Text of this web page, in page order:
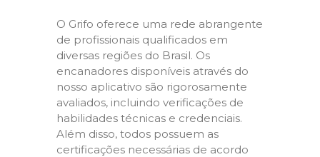
O Grifo oferece uma rede abrangente
de profissionais qualificados em
diversas regiões do Brasil. Os
encanadores disponíveis através do
nosso aplicativo são rigorosamente
avaliados, incluindo verificações de
habilidades técnicas e credenciais.
Além disso, todos possuem as
certificações necessárias de acordo